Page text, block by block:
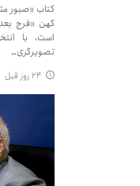
کتاب «صبور
کهن «فرج
است، با
تصویرگری…
۲۴ روز قبل